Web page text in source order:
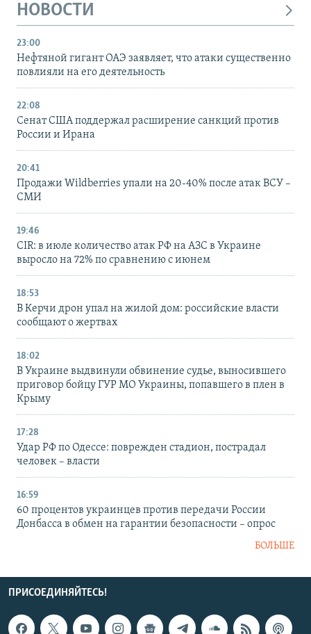
НОВОСТИ
23:00
Нефтяной гигант ОАЭ заявляет, что атаки существенно
повлияли на его деятельность
22:08
Сенат США поддержал расширение санкций против
России и Ирана
20:41
Продажи Wildberries упали на 20-40% после атак ВСУ –
СМИ
19:46
CIR: в июле количество атак РФ на АЗС в Украине
выросло на 72% по сравнению с июнем
18:53
В Керчи дрон упал на жилой дом: российские власти
сообщают о жертвах
18:02
В Украине выдвинули обвинение судье, выносившего
приговор бойцу ГУР МО Украины, попавшего в плен в
Крыму
17:28
Удар РФ по Одессе: поврежден стадион, пострадал
человек – власти
16:59
60 процентов украинцев против передачи России
Донбасса в обмен на гарантии безопасности – опрос
БОЛЬШЕ
ПРИСОЕДИНЯЙТЕСЬ!